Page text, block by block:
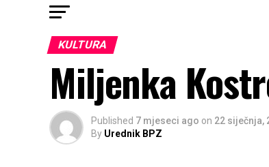
KULTURA
Miljenka
Published 7 mjeseci ago on 22 siječnja,
By Urednik BPZ